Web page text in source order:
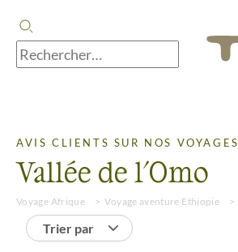
AVIS CLIENTS SUR NOS VOYAGES
Vallée de l'Omo
Voyage Afrique Voyage aventure Ethiopie
Trier par